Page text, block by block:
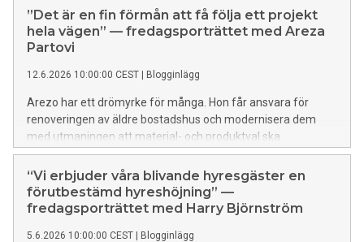
byggprocesser som möjliggör fortsatt tillväxt.
”Det är en fin förmån att få följa ett projekt
hela vägen” — fredagsporträttet med Areza
Partovi
12.6.2026 10:00:00 CEST Blogginlägg
Arezo har ett drömyrke för många. Hon får ansvara för
renoveringen av äldre bostadshus och modernisera dem
med utmaningen att material- och produktval ska
harmoniera med husens tidsepoker, så att dess identitet
bevaras. Hon vill att chefer ska våga ge unga medarbetare
ansvar för att snabbt kunna bygga upp erfarenhet. Hon
reser gärna, men nu väntar ett annat slags äventyr. Lär
“Vi erbjuder våra blivande hyresgäster en
förutbestämd hyreshöjning” —
fredagsporträttet med Harry Björnström
5.6.2026 10:00:00 CEST Blogginlägg